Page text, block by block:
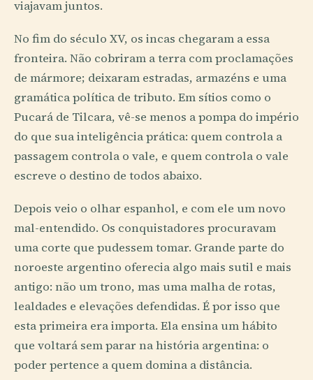
viajavam juntos.
No fim do século XV, os incas chegaram a essa
fronteira. Não cobriram a terra com proclamações
de mármore; deixaram estradas, armazéns e uma
gramática política de tributo. Em sítios como o
Pucará de Tilcara, vê-se menos a pompa do império
do que sua inteligência prática: quem controla a
passagem controla o vale, e quem controla o vale
escreve o destino de todos abaixo.
Depois veio o olhar espanhol, e com ele um novo
mal-entendido. Os conquistadores procuravam
uma corte que pudessem tomar. Grande parte do
noroeste argentino oferecia algo mais sutil e mais
antigo: não um trono, mas uma malha de rotas,
lealdades e elevações defendidas. É por isso que
esta primeira era importa. Ela ensina um hábito
que voltará sem parar na história argentina: o
poder pertence a quem domina a distância.